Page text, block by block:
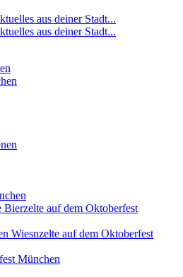
Bierzelte auf dem Oktoberfest
Wiesnzelte auf dem Oktoberfest
München